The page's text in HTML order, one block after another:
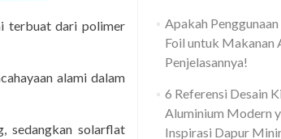
terbuat dari polimer
alami dalam
sedangkan solarflat
Apakah
Foil untuk Makanan
Penjelasannya!
6 Referensi Desain
Aluminium Modern
Inspirasi Dapur